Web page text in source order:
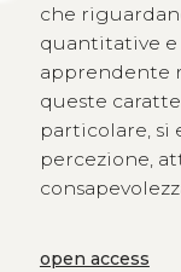
che
quantitative
apprendente
queste
particolare, si
percezione,
open access